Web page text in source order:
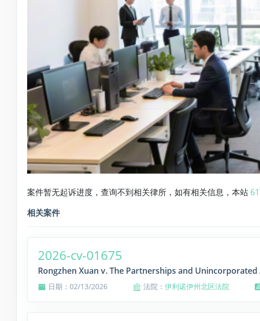
案件暂无起诉进度，查询不到相关律所，如有相关信息，本站
相关案件
2026-cv-01675
Rongzhen Xuan v. The Partnerships and
日期：02/13/2026 法院： 伊利诺伊州北区法院